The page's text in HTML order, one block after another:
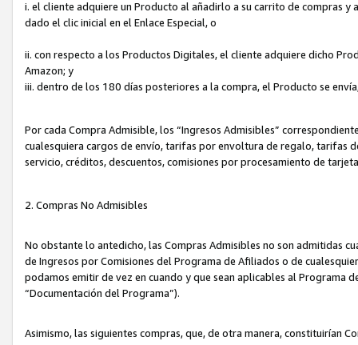
i. el cliente adquiere un Producto al añadirlo a su carrito de compras
dado el clic inicial en el Enlace Especial, o
ii. con respecto a los Productos Digitales, el cliente adquiere dicho
Amazon; y
iii. dentro de los 180 días posteriores a la compra, el Producto se
Por cada Compra Admisible, los “Ingresos Admisibles”
cualesquiera cargos de envío, tarifas por envoltura de regalo, tarifas
servicio, créditos, descuentos, comisiones por procesamiento de
2. Compras No Admisibles
No obstante lo antedicho, las Compras Admisibles no son admitidas
de Ingresos por Comisiones del Programa de Afiliados o de
podamos emitir de vez en cuando y que sean aplicables al Programa
“Documentación del Programa”).
Asimismo, las siguientes compras, que, de otra manera, constituirían